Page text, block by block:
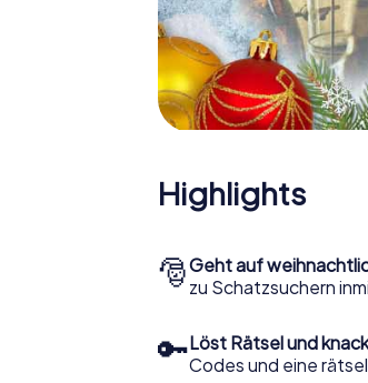
Highlights
🎅Geht auf
zu Schatzsuchern
🔑Löst Rätsel und
Codes und eine